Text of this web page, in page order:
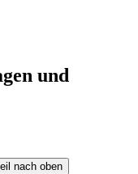
und